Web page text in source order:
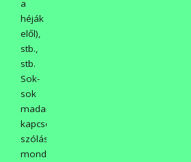
a
héják
elől),
stb.,
stb.
Sok-
sok
madarakkal
kapcsolatos
szólás-
mondást